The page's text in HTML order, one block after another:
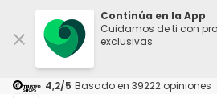
Continúa en la App
Cuidamos de ti con
exclusivas
4,2/5 Basado en 39222 opiniones